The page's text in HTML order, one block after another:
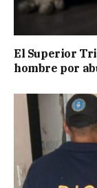
El Superior
hombre por